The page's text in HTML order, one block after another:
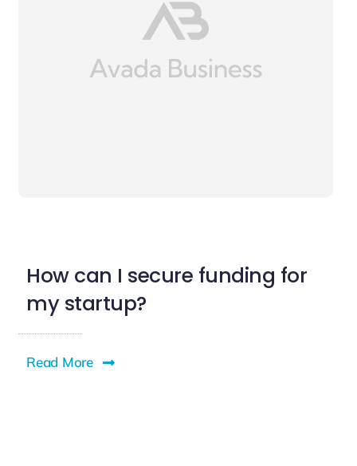
How can I secure funding for
my startup?
Read More